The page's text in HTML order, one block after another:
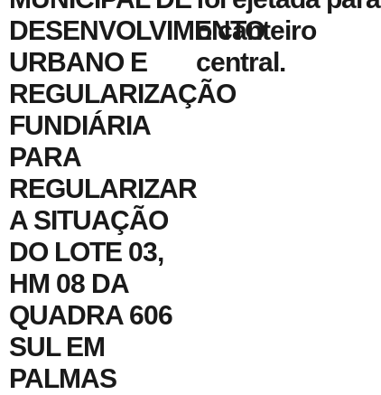
DESENVOLVIMENTO
URBANO E
REGULARIZAÇÃO
FUNDIÁRIA
PARA
REGULARIZAR
A SITUAÇÃO
DO LOTE 03,
HM 08 DA
QUADRA 606
SUL EM
PALMAS
o canteiro
central.